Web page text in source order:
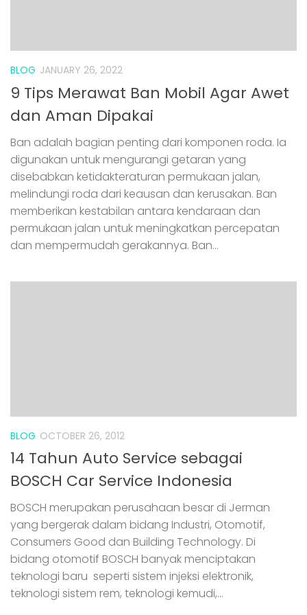
BLOG JANUARY 26, 2022
9 Tips Merawat Ban Mobil Agar Awet
dan Aman Dipakai
Ban adalah bagian penting dari komponen roda. Ia
digunakan untuk mengurangi getaran yang
disebabkan ketidakteraturan permukaan jalan,
melindungi roda dari keausan dan kerusakan. Ban
memberikan kestabilan antara kendaraan dan
permukaan jalan untuk meningkatkan percepatan
dan mempermudah gerakannya. Ban...
BLOG OCTOBER 26, 2012
14 Tahun Auto Service sebagai
BOSCH Car Service Indonesia
BOSCH merupakan perusahaan besar di Jerman
yang bergerak dalam bidang Industri, Otomotif,
Consumers Good dan Building Technology. Di
bidang otomotif BOSCH banyak menciptakan
teknologi baru seperti sistem injeksi elektronik,
teknologi sistem rem, teknologi kemudi,...